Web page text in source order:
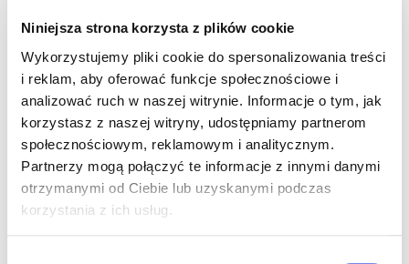
Niniejsza strona korzysta z plików cookie
Wykorzystujemy pliki cookie do spersonalizowania treści
i reklam, aby oferować funkcje społecznościowe i
analizować ruch w naszej witrynie. Informacje o tym, jak
korzystasz z naszej witryny, udostępniamy partnerom
społecznościowym, reklamowym i analitycznym.
Partnerzy mogą połączyć te informacje z innymi danymi
otrzymanymi od Ciebie lub uzyskanymi podczas
korzystania z ich usług.
dodatkowe, które wspomagają Ich rozwój.
się tego każdego dnia. Rozumienia rzeczy błahych,
normalnych gdzie dla zdrowego dziecka przychodzi
to naturalnie. Dla moich córek jest bardzo trudne.
Serdecznie prosimy o pomoc dla Amelki i Paulinki –
specjalistyczna rehabilitacja i terapia to jedyna
szansa, aby otworzyć naszym dzieciom świat
zewnętrzny, który dziś jeszcze jest dla nich trudny
do zrozumienia.